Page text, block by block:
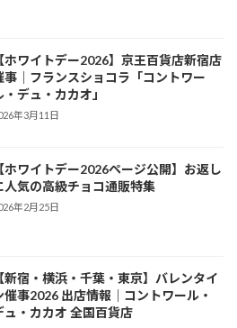
【ホワイトデー2026】京王百貨店新宿店
事｜フランスショコラ「コントワー
・デュ・カカオ」
年3月11日
【ホワイトデー2026ページ公開】お返し
人気の高級チョコ通販特集
年2月25日
【新宿・横浜・千葉・東京】バレンタイ
催事2026 出店情報｜コントワール・
ュ・カカオ 全国百貨店